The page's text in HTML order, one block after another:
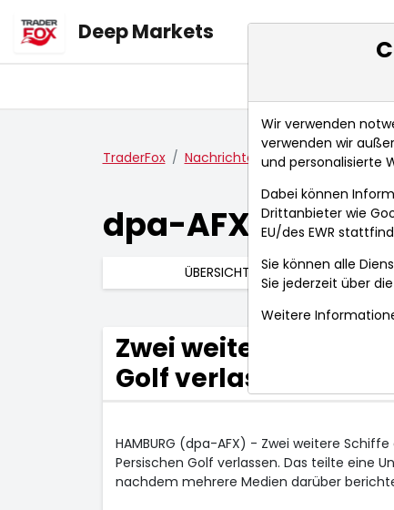
Deep Markets
TraderFox Nachrichten dpa-AFX
dpa-AFX
ÜBERSICHT
Zwei weitere
Golf verlassen
HAMBURG (dpa-AFX) - Zwei weitere
Persischen Golf verlassen. Das teilte eine
nachdem mehrere Medien darüber
Wir verwenden
verwenden wir
und personalisierte
Dabei können
Drittanbieter wie
EU/des EWR
Sie können alle
Sie jederzeit über die
Weitere